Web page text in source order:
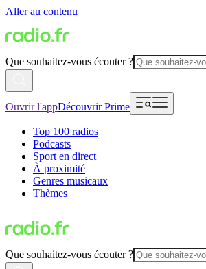
Aller au contenu
Que souhaitez-vous écouter ?
Ouvrir l'appDécouvrir Prime
Top 100 radios
Podcasts
Sport en direct
À proximité
Genres musicaux
Thèmes
Que souhaitez-vous écouter ?